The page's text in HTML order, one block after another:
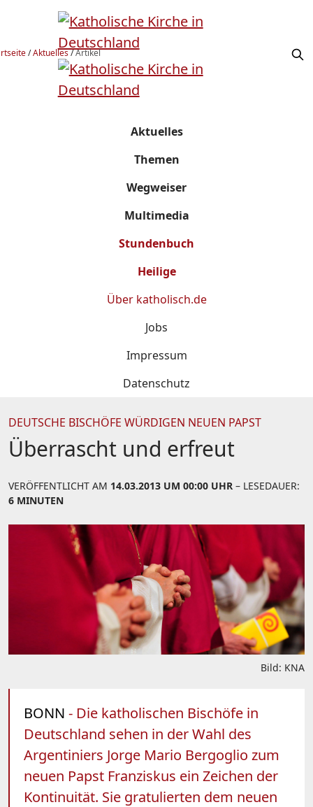
/Aktuelles/Artikel
Aktuelles
Themen
Wegweiser
Multimedia
Stundenbuch
Heilige
Über katholisch.de
Jobs
Impressum
Datenschutz
DEUTSCHE BISCHÖFE WÜRDIGEN NEUEN PAPST
Überrascht und erfreut
VERÖFFENTLICHT AM 14.03.2013 UM 00:00 UHR – LESEDAUER:
6 MINUTEN
Bild: KNA
BONN - Die katholischen Bischöfe in
Deutschland sehen in der Wahl des
Argentiniers Jorge Mario Bergoglio zum
neuen Papst Franziskus ein Zeichen der
Kontinuität. Sie gratulierten dem neuen